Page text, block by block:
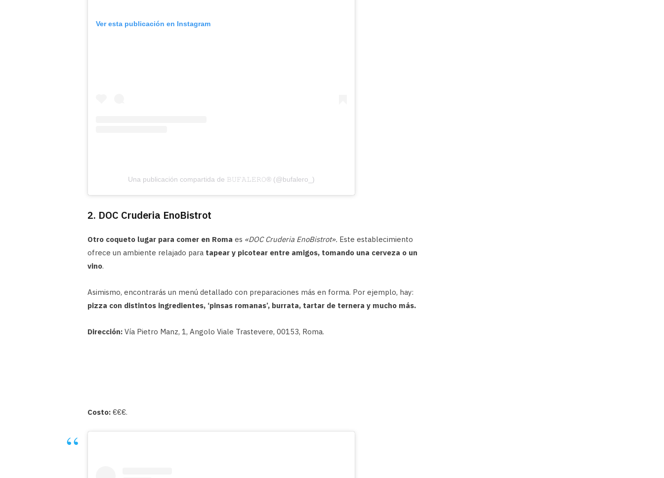
Ver esta publicación en Instagram
Una publicación compartida de 𝙱𝚄𝙵𝙰𝙻𝙴𝚁𝙾® (@bufalero_)
2. DOC Cruderia EnoBistrot
Otro coqueto lugar para comer en Roma es «DOC Cruderia EnoBistrot». Este establecimiento
ofrece un ambiente relajado para tapear y picotear entre amigos, tomando una cerveza o un
vino.
Asimismo, encontrarás un menú detallado con preparaciones más en forma. Por ejemplo, hay:
pizza con distintos ingredientes, ‘pinsas romanas’, burrata, tartar de ternera y mucho más.
Dirección: Vía Pietro Manz, 1, Angolo Viale Trastevere, 00153, Roma.
Costo: €€€.